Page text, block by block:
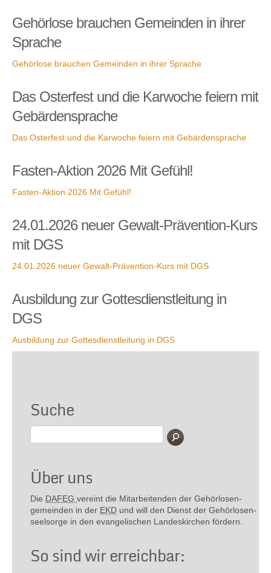
Gehörlose brauchen Gemeinden in ihrer
Sprache
Gehörlose brauchen Gemeinden in ihrer Sprache
Das Osterfest und die Karwoche feiern mit
Gebärdensprache
Das Osterfest und die Karwoche feiern mit Gebärdensprache
Fasten-Aktion 2026 Mit Gefühl!
Fasten-Aktion 2026 Mit Gefühl!
24.01.2026 neuer Gewalt-Prävention-Kurs
mit DGS
24.01.2026 neuer Gewalt-Prävention-Kurs mit DGS
Ausbildung zur Gottesdienstleitung in
DGS
Ausbildung zur Gottesdienstleitung in DGS
Suche
Über uns
Die DAFEG vereint die Mitarbeitenden der Gehör­losen­
gemeinden in der EKD und will den Dienst der Gehör­losen­
seel­sorge in den evange­lischen Landes­kirchen fördern.
So sind wir erreichbar: